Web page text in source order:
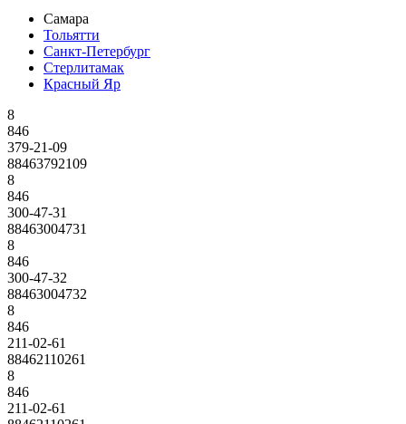
Самара
Тольятти
Санкт-Петербург
Стерлитамак
Красный Яр
8
846
379-21-09
88463792109
8
846
300-47-31
88463004731
8
846
300-47-32
88463004732
8
846
211-02-61
88462110261
8
846
211-02-61